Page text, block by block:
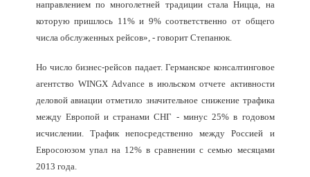
направлением по многолетней традиции стала Ницца, на
которую пришлось 11% и 9% соответственно от общего
числа обслуженных рейсов», - говорит Степанюк.
Но число бизнес-рейсов падает. Германское консалтинговое
агентство WINGX Advance в июльском отчете активности
деловой авиации отметило значительное снижение трафика
между Европой и странами СНГ - минус 25% в годовом
исчислении. Трафик непосредственно между Россией и
Евросоюзом упал на 12% в сравнении с семью месяцами
2013 года.